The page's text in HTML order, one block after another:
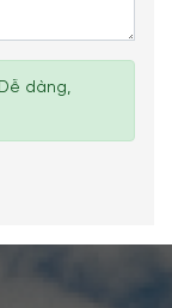
dàng,